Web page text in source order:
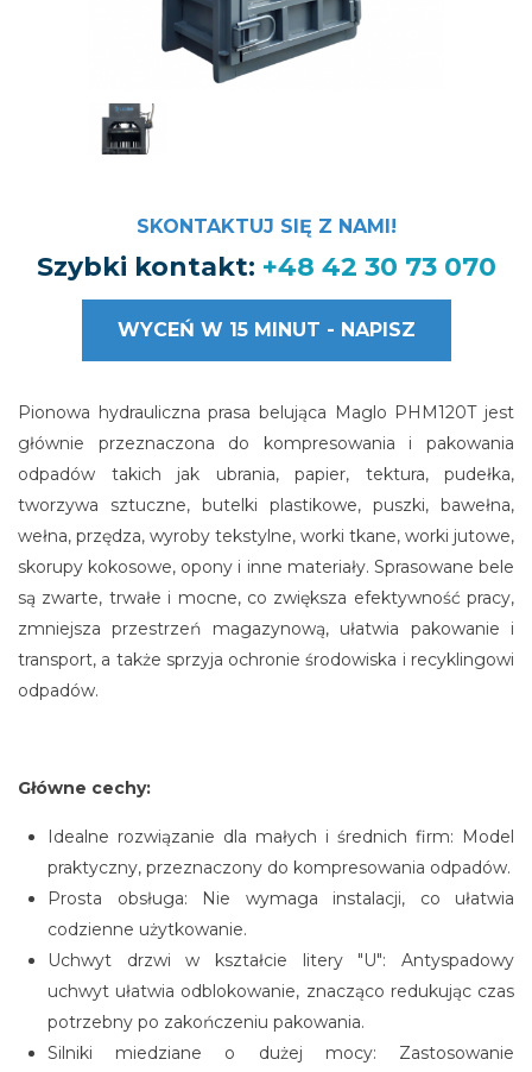
SKONTAKTUJ SIĘ Z NAMI!
Szybki kontakt: +48 42 30 73 070
WYCEŃ W 15 MINUT - NAPISZ
Pionowa hydrauliczna prasa belująca Maglo PHM120T jest
głównie przeznaczona do kompresowania i pakowania
odpadów takich jak ubrania, papier, tektura, pudełka,
tworzywa sztuczne, butelki plastikowe, puszki, bawełna,
wełna, przędza, wyroby tekstylne, worki tkane, worki jutowe,
skorupy kokosowe, opony i inne materiały. Sprasowane bele
są zwarte, trwałe i mocne, co zwiększa efektywność pracy,
zmniejsza przestrzeń magazynową, ułatwia pakowanie i
transport, a także sprzyja ochronie środowiska i recyklingowi
odpadów.
Główne cechy:
Idealne rozwiązanie dla małych i średnich firm: Model
praktyczny, przeznaczony do kompresowania odpadów.
Prosta obsługa: Nie wymaga instalacji, co ułatwia
codzienne użytkowanie.
Uchwyt drzwi w kształcie litery "U": Antyspadowy
uchwyt ułatwia odblokowanie, znacząco redukując czas
potrzebny po zakończeniu pakowania.
Silniki miedziane o dużej mocy: Zastosowanie